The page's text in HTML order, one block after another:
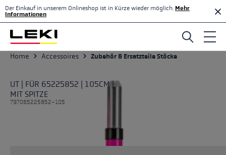
Zum Hauptinhalt springen
Der Einkauf in unserem Onlineshop ist in Kürze wieder möglich. Mehr
Informationen
Home Accessoires Zubehör & Ersatzteile Stöcke
UT | FÜR 65225852 | 105CM |
MIT SPITZE
797065225852-105